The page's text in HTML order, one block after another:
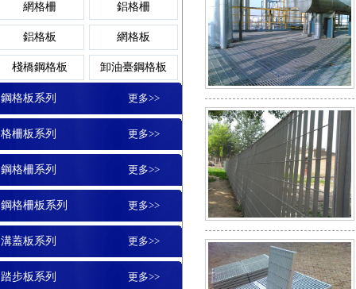
扇形鋼格板
鋼格板平臺
樓梯鋼格板
不銹鋼
玻璃格
平臺格
玻璃鋼格柵板
鋼格柵板
格柵蓋板
地溝蓋板
水溝蓋板
網格柵 鋁格柵
鋁格板 網格板
棧橋鋼格板 卸油臺鋼格板
鋼格板系列 更多>>
格柵板系列 更多>>
鋼格柵系列 更多>>
鋼格柵板系列 更多>>
溝蓋板系列 更多>>
踏步板系列 更多>>